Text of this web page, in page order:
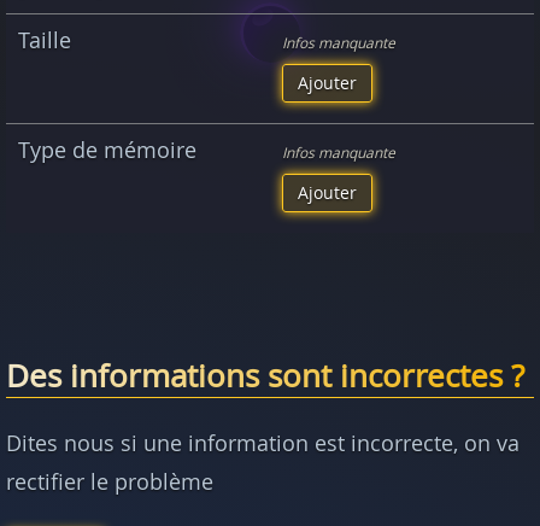
Taille Infos manquante
Ajouter
Type de mémoire Infos manquante
Ajouter
Des informations sont incorrectes ?
Dites nous si une information est incorrecte, on va
rectifier le problème